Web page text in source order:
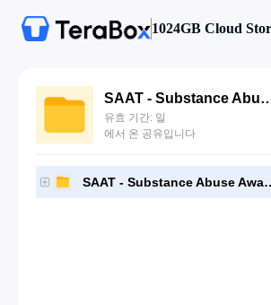
1024GB Cloud
SAAT - Substance Abuse
유효 기간: 일
에서 온 공유입니다
SAAT -